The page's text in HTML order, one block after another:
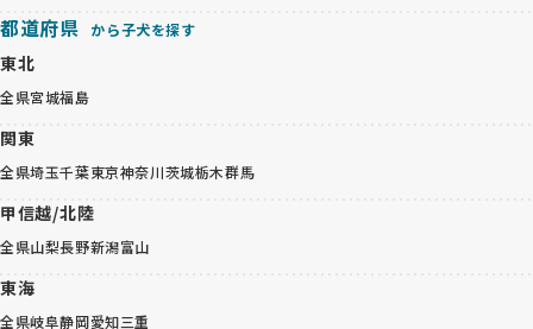
都道府県 から子犬を探す
東北
全県宮城福島
関東
全県埼玉千葉東京神奈川茨城栃木群馬
甲信越/北陸
全県山梨長野新潟富山
東海
全県岐阜静岡愛知三重